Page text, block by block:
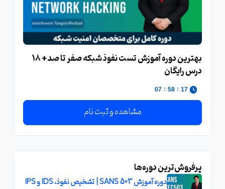
بهترين دوره آموزش تست نفوذ شبکه صفر تا صد + 18
درس رايگان
17
:
58
:
06
مشاهده و ثبت نام
پرفروش‌ترین دوره‌ها
دوره آموزش SANS 503 | تشخیص نفوذ، IDS و IPS